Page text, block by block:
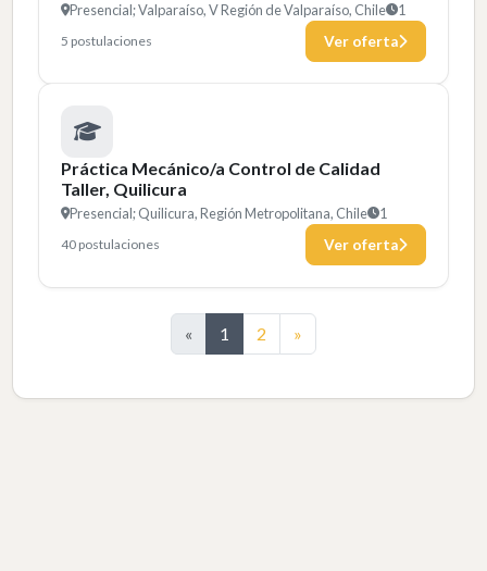
Presencial; Valparaíso, V Región de Valparaíso, Chile 1
5 postulaciones Ver oferta
Práctica Mecánico/a Control de Calidad
Taller, Quilicura
Presencial; Quilicura, Región Metropolitana, Chile 1
40 postulaciones Ver oferta
« 1 2 »